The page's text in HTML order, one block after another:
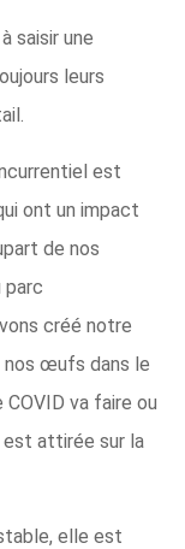
saisir une
leurs
est
ont un impact
de nos
parc
créé notre
œufs dans le
va faire ou
attirée sur la
elle est